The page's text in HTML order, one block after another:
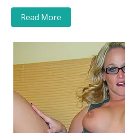
Read More